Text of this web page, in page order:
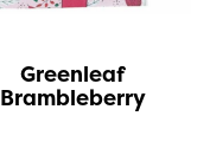
Greenleaf
Brambleberry